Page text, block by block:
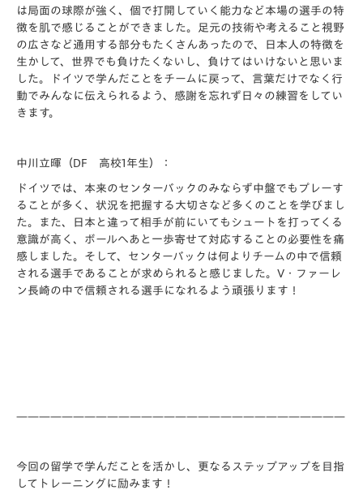
は局面の球際が強く、個で打開していく能力など本場の選手の特
徴を肌で感じることができました。足元の技術や考えること視野
の広さなど通用する部分もたくさんあったので、日本人の特徴を
生かして、世界でも負けたくないし、負けてはいけないと思いま
した。ドイツで学んだことをチームに戻って、言葉だけでなく行
動でみんなに伝えられるよう、感謝を忘れず日々の練習をしてい
きます。
中川立暉（DF 高校1年生）：
ドイツでは、本来のセンターバックのみならず中盤でもプレーす
ることが多く、状況を把握する大切さなど多くのことを学びまし
た。また、日本と違って相手が前にいてもシュートを打ってくる
意識が高く、ボールへあと一歩寄せて対応することの必要性を痛
感しました。そして、センターバックは何よりチームの中で信頼
される選手であることが求められると感じました。V・ファーレ
ン長崎の中で信頼される選手になれるよう頑張ります！
—————————————————————————————
今回の留学で学んだことを活かし、更なるステップアップを目指
してトレーニングに励みます！